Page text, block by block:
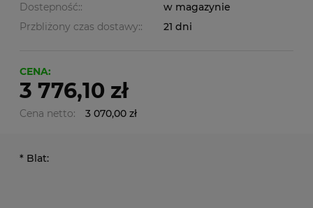
Dostepność::
w magazynie
Przbliżony czas dostawy::
21 dni
CENA:
3 776,10 zł
Cena netto: 3 070,00 zł
* Blat: